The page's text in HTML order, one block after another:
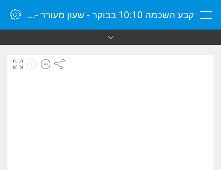
קבע השכמה 10:10 בבוקר - שעון מעורר - שעון מעורר מקוון - שעון מעורר במחשב